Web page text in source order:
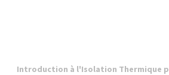
Introduction à l'Isolation Thermique